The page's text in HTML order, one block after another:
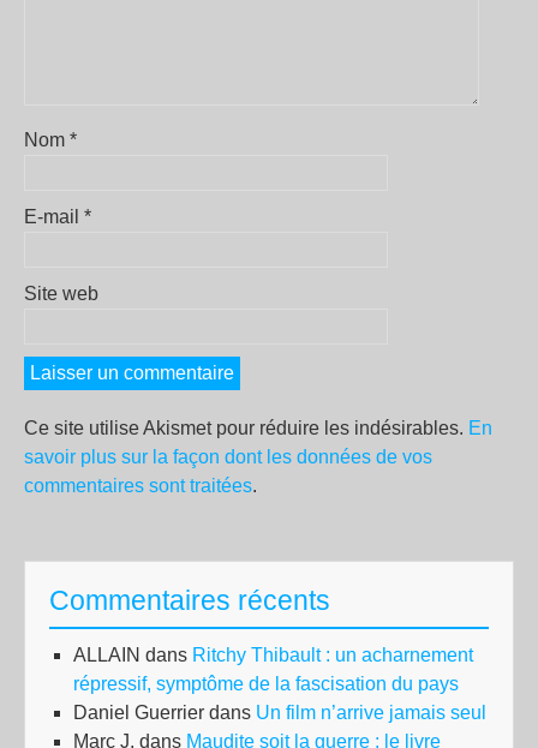
Nom *
E-mail *
Site web
Ce site utilise Akismet pour réduire les indésirables. En
savoir plus sur la façon dont les données de vos
commentaires sont traitées.
Commentaires récents
ALLAIN dans Ritchy Thibault : un acharnement
répressif, symptôme de la fascisation du pays
Daniel Guerrier dans Un film n’arrive jamais seul
Marc J. dans Maudite soit la guerre : le livre